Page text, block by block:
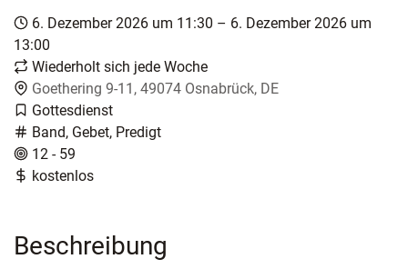
6. Dezember 2026 um 11:30 – 6. Dezember 2026 um
13:00
Wiederholt sich jede Woche
Goethering 9-11, 49074 Osnabrück, DE
Gottesdienst
Band, Gebet, Predigt
12 - 59
kostenlos
Beschreibung